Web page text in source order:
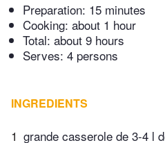
Preparation: 15 minutes
Cooking: about 1 hour
Total: about 9 hours
Serves: 4 persons
INGREDIENTS
1 grande casserole de 3-4 l